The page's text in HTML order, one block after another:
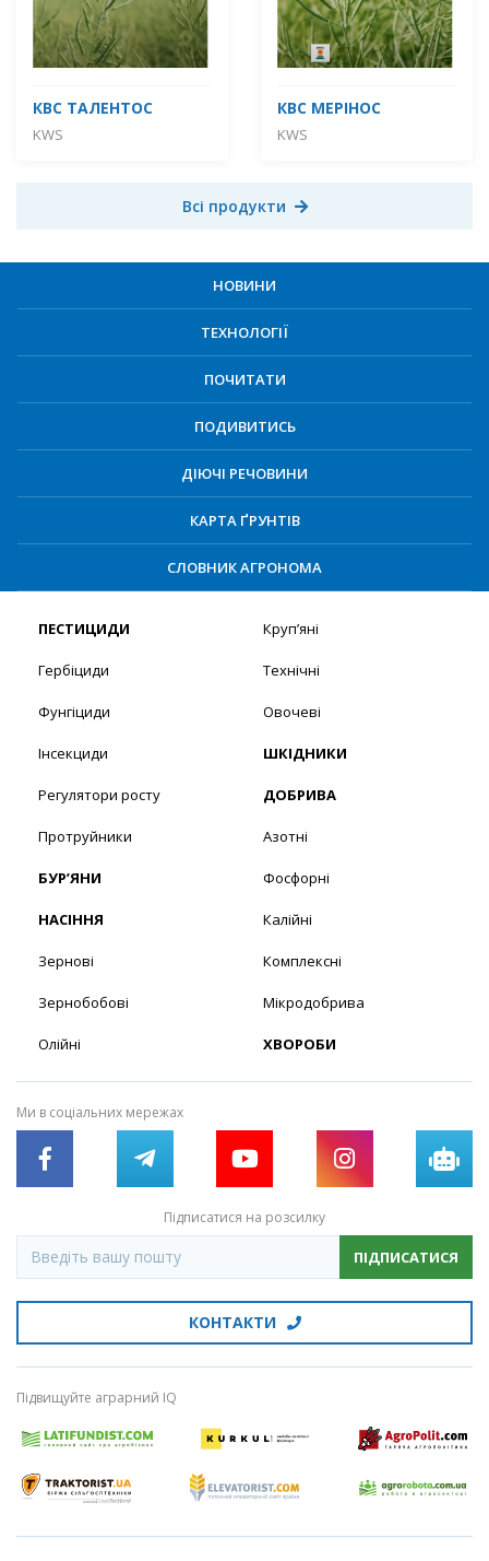
КВС ТАЛЕНТОС
KWS
КВС МЕРІНОС
KWS
Всі продукти
НОВИНИ
ТЕХНОЛОГІЇ
ПОЧИТАТИ
ПОДИВИТИСЬ
ДІЮЧІ РЕЧОВИНИ
КАРТА ҐРУНТІВ
СЛОВНИК АГРОНОМА
ПЕСТИЦИДИ
Гербіциди
Фунгіциди
Інсекциди
Регулятори росту
Протруйники
БУР’ЯНИ
НАСІННЯ
Зернові
Зернобобові
Олійні
Круп’яні
Технічні
Овочеві
ШКІДНИКИ
ДОБРИВА
Азотні
Фосфорні
Калійні
Комплексні
Мікродобрива
ХВОРОБИ
Ми в соціальних мережах
Підписатися на розсилку
ПІДПИСАТИСЯ
КОНТАКТИ
Підвищуйте аграрний IQ